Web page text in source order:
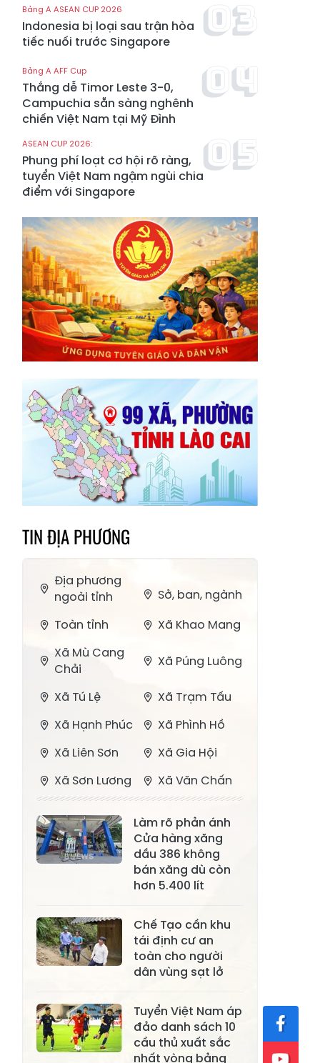
Bảng A ASEAN CUP 2026
Indonesia bị loại sau trận hòa
tiếc nuối trước Singapore
Bảng A AFF Cup
Thắng dễ Timor Leste 3-0,
Campuchia sẵn sàng nghênh
chiến Việt Nam tại Mỹ Đình
ASEAN CUP 2026:
Phung phí loạt cơ hội rõ ràng,
tuyển Việt Nam ngậm ngùi chia
điểm với Singapore
TIN ĐỊA PHƯƠNG
Địa phương
ngoài tỉnh
Sở, ban, ngành
Toàn tỉnh
Xã Khao Mang
Xã Mù Cang
Chải
Xã Púng Luông
Xã Tú Lệ
Xã Trạm Tấu
Xã Hạnh Phúc
Xã Phình Hồ
Xã Liên Sơn
Xã Gia Hội
Xã Sơn Lương
Xã Văn Chấn
Bằng La
Xã Chấn Thịnh
Xã Nghĩa Tâm
Xã Phong Dụ
Hạ
Xã Đông
Cuông
Xã Tân Hợp
Xã Mậu A Xã Xuân Ái
Xã Mỏ Vàng
Thượng
Xã Lục Yên
Xã Tân Lĩnh
Làm rõ phản ánh
Cửa hàng xăng
dầu 386 không
bán xăng dù còn
hơn 5.400 lít
Chế Tạo cần khu
tái định cư an
toàn cho người
dân vùng sạt lở
Tuyển Việt Nam áp
đảo danh sách 10
cầu thủ xuất sắc
nhất vòng bảng